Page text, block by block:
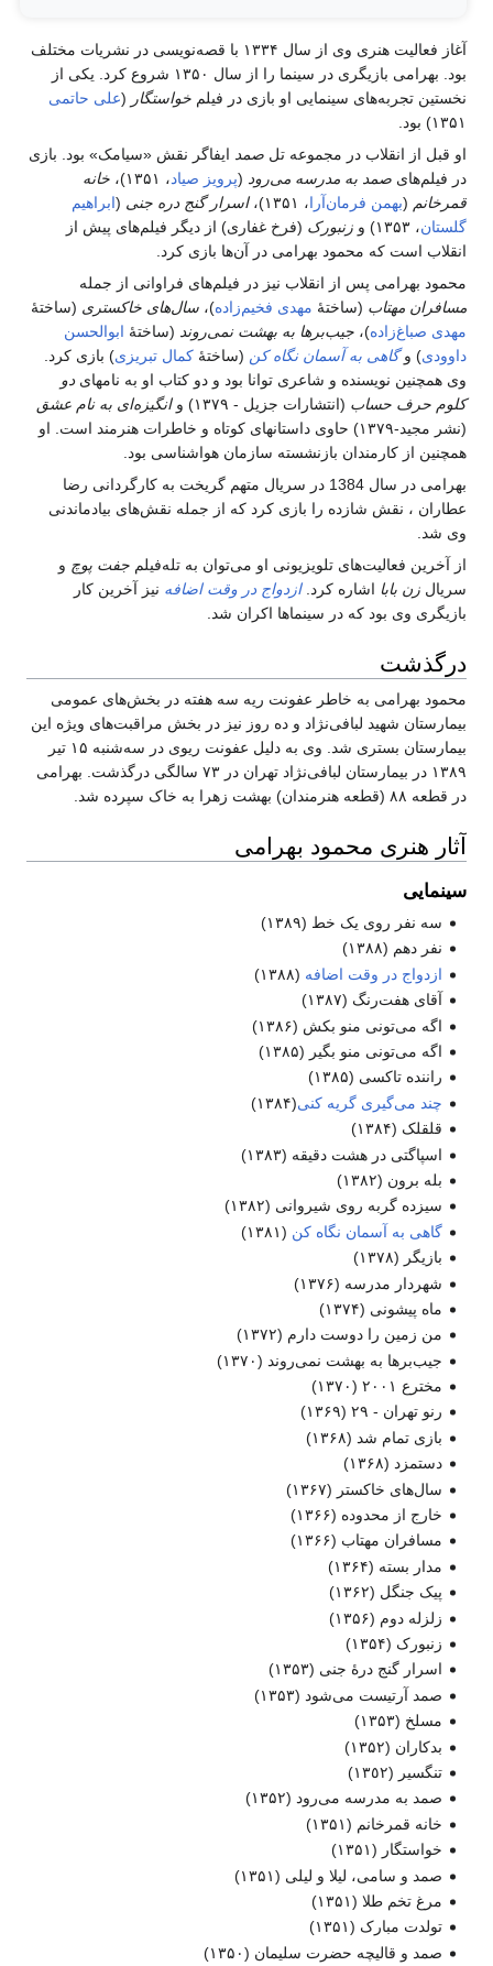
آغاز فعالیت هنری وی از سال ۱۳۳۴ با قصه‌نویسی در نشریات مختلف
بود. بهرامی بازیگری در سینما را از سال ۱۳۵۰ شروع کرد. یکی از
نخستین تجربه‌های سینمایی او بازی در فیلم خواستگار (علی حاتمی
۱۳۵۱) بود.
او قبل از انقلاب در مجموعه تل صمد ایفاگر نقش «سیامک» بود. بازی
در فیلم‌های صمد به مدرسه می‌رود (پرویز صیاد، ۱۳۵۱)،
خانه
قمرخانم (بهمن فرمان‌آرا، ۱۳۵۱)، اسرار گنج دره جنی (ابراهیم
گلستان، ۱۳۵۳) و زنبورک (فرخ غفاری) از دیگر فیلم‌های پیش از
انقلاب است که محمود بهرامی در آن‌ها بازی کرد.
محمود بهرامی پس از انقلاب نیز در فیلم‌های فراوانی از جمله
مسافران مهتاب (ساختهٔ مهدی فخیم‌زاده)، سال‌های خاکستری (ساختهٔ
مهدی صباغ‌زاده)، جیب‌برها به بهشت نمی‌روند (ساختهٔ ابوالحسن
داوودی) وگاهی به آسمان نگاه کن (ساختهٔ کمال تبریزی) بازی کرد.
وی همچنین نویسنده و شاعری توانا بود و دو کتاب او به نامهای دو
کلوم حرف حساب (انتشارات جزیل - ۱۳۷۹) و
انگیزه‌ای به نام عشق
(نشر مجید-۱۳۷۹) حاوی داستانهای کوتاه و خاطرات هنرمند است. او
همچنین از کارمندان بازنشسته سازمان هواشناسی بود.
بهرامی در سال 1384 در سریال متهم گریخت به کارگردانی رضا
عطاران ، نقش شازده را بازی کرد که از جمله نقش‌‎های بیادماندنی
وی شد.
از آخرین فعالیت‌های تلویزیونی او می‌توان به تله‌فیلم جفت پوچ و
سریال زن بابا اشاره کرد.ازدواج در وقت اضافه نیز آخرین کار
بازیگری وی بود که در سینماها اکران شد.
درگذشت
محمود بهرامی به خاطر عفونت ریه سه هفته در بخش‌های عمومی
بیمارستان شهید لبافی‌نژاد و ده روز نیز در بخش مراقبت‌های ویژه این
بیمارستان بستری شد. وی به دلیل عفونت ریوی در سه‌شنبه ۱۵ تیر
۱۳۸۹ در بیمارستان لبافی‌نژاد تهران در ۷۳ سالگی درگذشت. بهرامی
در قطعه ۸۸ (قطعه هنرمندان) بهشت زهرا به خاک سپرده شد.
آثار هنری محمود بهرامی
سینمایی
سه نفر روی یک خط (۱۳۸۹)
نفر دهم (۱۳۸۸)
ازدواج در وقت اضافه (۱۳۸۸)
آقای هفت‌رنگ (۱۳۸۷)
اگه می‌تونی منو بکش (۱۳۸۶)
اگه می‌تونی منو بگیر (۱۳۸۵)
راننده تاکسی (۱۳۸۵)
چند می‌گیری گریه کنی(۱۳۸۴)
قلقلک (۱۳۸۴)
اسپاگتی در هشت دقیقه (۱۳۸۳)
بله برون (۱۳۸۲)
سیزده گربه روی شیروانی (۱۳۸۲)
گاهی به آسمان نگاه کن (۱۳۸۱)
بازیگر (۱۳۷۸)
شهردار مدرسه (۱۳۷۶)
ماه پیشونی (۱۳۷۴)
من زمین را دوست دارم (۱۳۷۲)
جیب‌برها به بهشت نمی‌روند (۱۳۷۰)
مخترع ۲۰۰۱
(۱۳۷۰)
رنو تهران - ۲۹
(۱۳۶۹)
بازی تمام شد (۱۳۶۸)
دستمزد (۱۳۶۸)
سال‌های خاکستر (۱۳۶۷)
خارج از محدوده (۱۳۶۶)
مسافران مهتاب (۱۳۶۶)
مدار بسته (۱۳۶۴)
پیک جنگل (۱۳۶۲)
زلزله دوم (۱۳۵۶)
زنبورک (۱۳۵۴)
اسرار گنج درهٔ جنی (۱۳۵۳)
صمد آرتیست می‌شود (۱۳۵۳)
مسلخ (۱۳۵۳)
بدکاران (۱۳۵۲)
تنگسير (١٣٥٢)
صمد به مدرسه می‌رود (۱۳۵۲)
خانه قمرخانم (۱۳۵۱)
خواستگار (۱۳۵۱)
صمد و سامی، لیلا و لیلی (۱۳۵۱)
مرغ تخم طلا (۱۳۵۱)
تولدت مبارک (۱۳۵۱)
صمد و قالیچه حضرت سلیمان (۱۳۵۰)